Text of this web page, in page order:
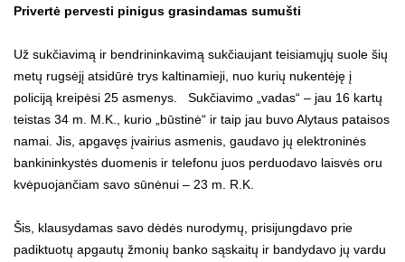
Privertė pervesti pinigus grasindamas sumušti
Už sukčiavimą ir bendrininkavimą sukčiaujant teisiamųjų suole šių
metų rugsėjį atsidūrė trys kaltinamieji, nuo kurių nukentėję į
policiją kreipėsi 25 asmenys. Sukčiavimo „vadas“ – jau 16 kartų
teistas 34 m. M.K., kurio „būstinė“ ir taip jau buvo Alytaus pataisos
namai. Jis, apgavęs įvairius asmenis, gaudavo jų elektroninės
bankininkystės duomenis ir telefonu juos perduodavo laisvės oru
kvėpuojančiam savo sūnėnui – 23 m. R.K.
Šis, klausydamas savo dėdės nurodymų, prisijungdavo prie
padiktuotų apgautų žmonių banko sąskaitų ir bandydavo jų vardu